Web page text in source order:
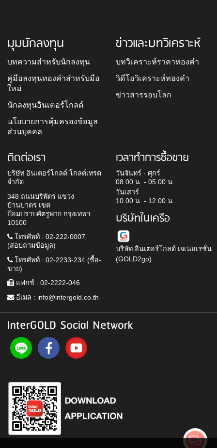
มุมนักลงทุน
บทความสำหรับนักลงทุน
คู่มือลงทุนทองคำสำหรับมือ
ใหม่
นักลงทุนอินเตอร์โกลด์
นโยบายการคุ้มครองข้อมูล
ส่วนบุคคล
ข่าวและบทวิเคราะห์
บทวิเคราะห์ราคาทองคำ
วิดีโอวิเคราะห์ทองคำ
ข่าวสารรอบโลก
ติดต่อเรา
บริษัท อินเตอร์โกลด์ โกลด์เทรด
จำกัด
348 ถนนบริพัตร แขวง
บ้านบาตร เขต
ป้อมปราบศัตรูพ่าย กรุงเทพฯ
10100
โทรศัพท์ : 02-222-0007
(สอบถามข้อมูล)
โทรศัพท์ : 02-2233-234 (ซื้อ-
ขาย)
แฟกซ์ : 02-2222-046
อีเมล : info@intergold.co.th
เวลาทำการซื้อขาย
วันจันทร์ - ศุกร์
08.00 น. - 05.00 น.
วันเสาร์
10.00 น. - 12.00 น.
บริษัทในเครือ
บริษัท อินเตอร์โกลด์ เจเนอเรชั่น
(GOLD2go)
InterGOLD Social Network